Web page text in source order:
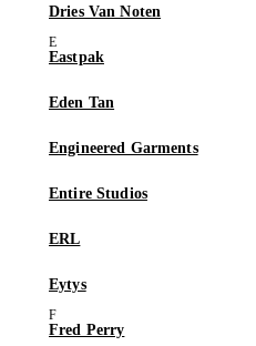
Dries Van Noten
Eastpak
Eden Tan
Engineered Garments
Entire Studios
ERL
Eytys
Fred Perry